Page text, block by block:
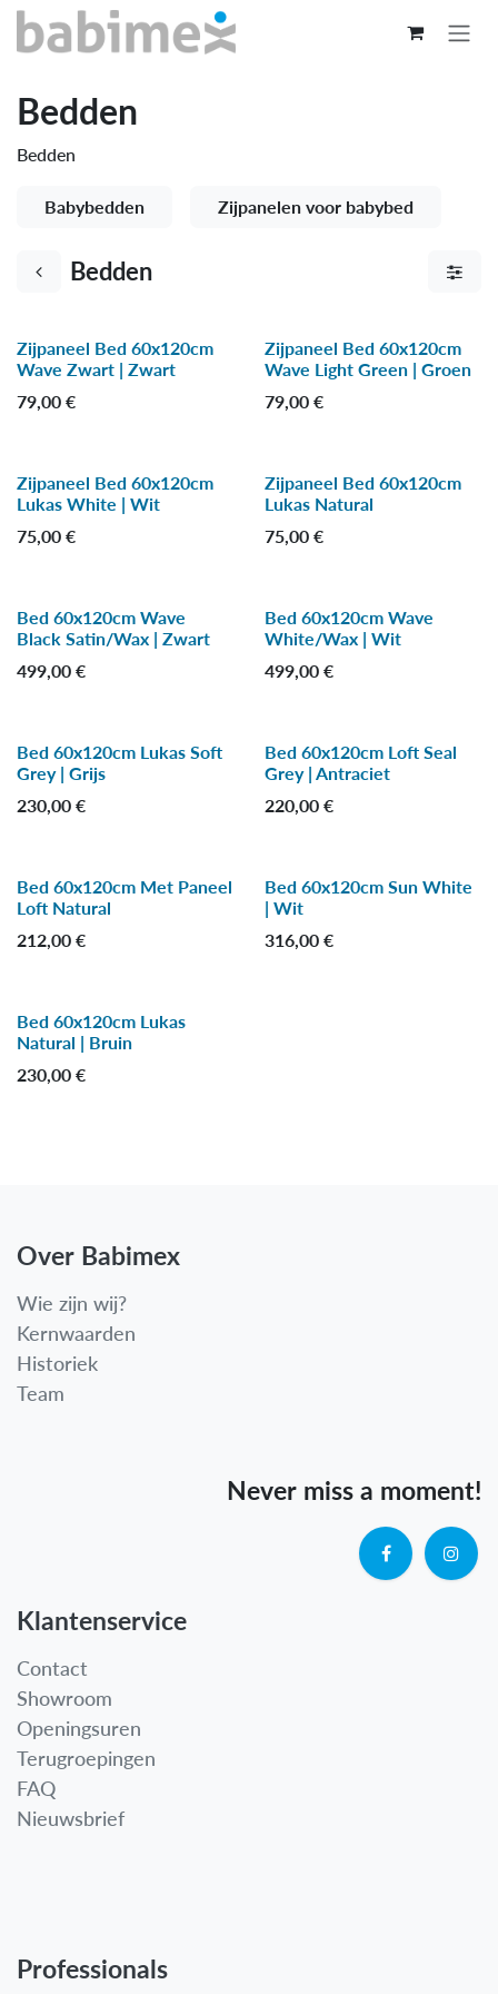
Overslaan naar inhoud
Bedden
Bedden
Babybedden Zijpanelen voor babybed
Bedden
Zijpaneel Bed 60x120cm
Wave Zwart | Zwart
79,00 €
Zijpaneel Bed 60x120cm
Wave Light Green | Groen
79,00€
Zijpaneel Bed 60x120cm
Lukas White | Wit
75,00 €
Zijpaneel Bed 60x120cm
Lukas Natural
75,00€
Bed 60x120cm Wave
Black Satin/Wax | Zwart
499,00 €
Bed 60x120cm Wave
White/Wax | Wit
499,00€
-25 %
Bed 60x120cm Lukas Soft
Grey | Grijs
230,00 €
-25 %
Bed 60x120cm Loft Seal
Grey | Antraciet
220,00€
-25 %
Bed 60x120cm Met Paneel
Loft Natural
212,00 €
-25 %
Bed 60x120cm Sun White
| Wit
316,00€
Bed 60x120cm Lukas
Natural | Bruin
230,00 €
Over Babimex
Wie zijn wij?
Kernwaarden
Historiek
Team
Never miss a moment!
Klantenservice
Contact
Showroom
Openingsuren
Terugroepingen
FAQ
Nieuwsbrief
Professionals